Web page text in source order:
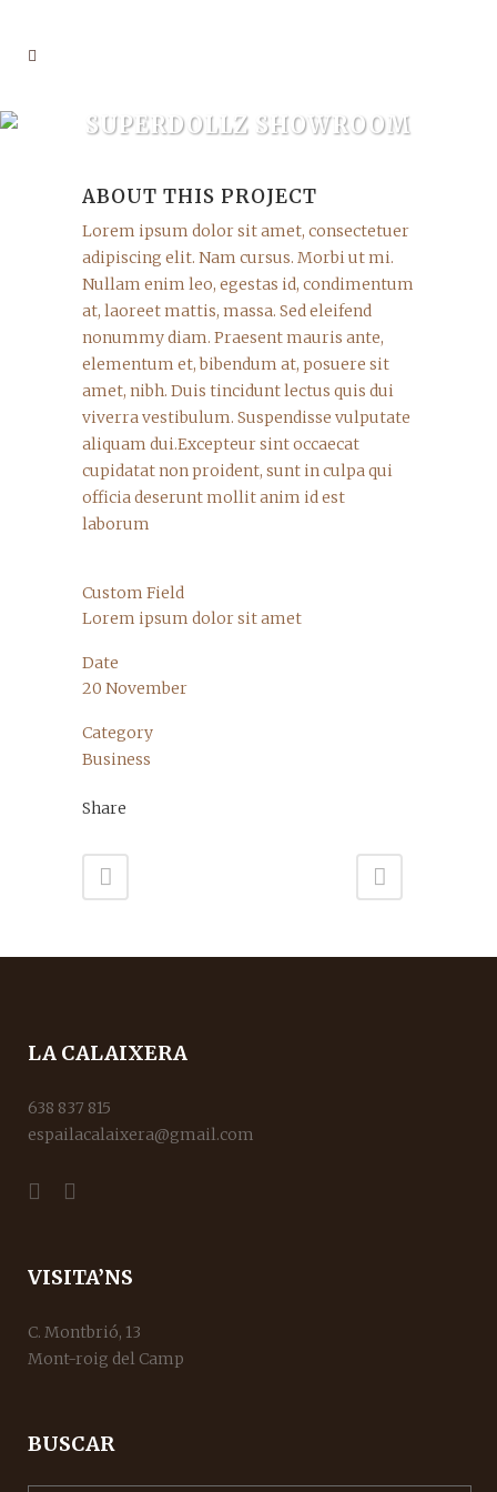
SUPERDOLLZ SHOWROOM
ABOUT THIS PROJECT
Lorem ipsum dolor sit amet, consectetuer
adipiscing elit. Nam cursus. Morbi ut mi.
Nullam enim leo, egestas id, condimentum
at, laoreet mattis, massa. Sed eleifend
nonummy diam. Praesent mauris ante,
elementum et, bibendum at, posuere sit
amet, nibh. Duis tincidunt lectus quis dui
viverra vestibulum. Suspendisse vulputate
aliquam dui.Excepteur sint occaecat
cupidatat non proident, sunt in culpa qui
officia deserunt mollit anim id est
laborum
Custom Field
Lorem ipsum dolor sit amet
Date
20 November
Category
Business
Share
LA CALAIXERA
638 837 815
espailacalaixera@gmail.com
VISITA’NS
C. Montbrió, 13
Mont-roig del Camp
BUSCAR